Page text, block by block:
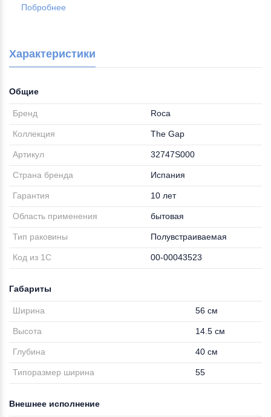
Побробнее
Характеристики
Общие
Бренд Roca
Коллекция The Gap
Артикул 32747S000
Страна бренда Испания
Гарантия 10 лет
Область применения бытовая
Тип раковины Полувстраиваемая
Код из 1С 00-00043523
Габариты
Ширина 56 см
Высота 14.5 см
Глубина 40 см
Типоразмер ширина 55
Внешнее исполнение